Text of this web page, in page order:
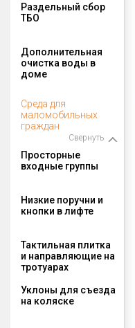
Раздельный сбор
ТБО
Дополнительная
очистка воды в
доме
Среда для
маломобильных
граждан
Свернуть
Просторные
входные группы
Низкие поручни и
кнопки в лифте
Тактильная плитка
и направляющие на
тротуарах
Уклоны для съезда
на коляске